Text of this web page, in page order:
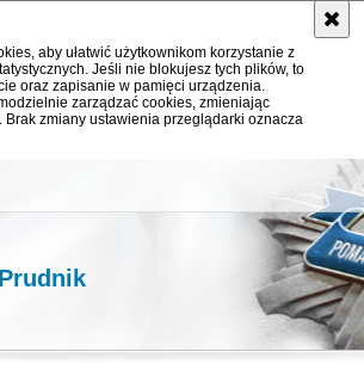
aby ułatwić użytkownikom korzystanie z
Jeśli nie blokujesz tych plików, to
oraz zapisanie w pamięci urządzenia.
zarządzać cookies, zmieniając
zmiany ustawienia przeglądarki oznacza